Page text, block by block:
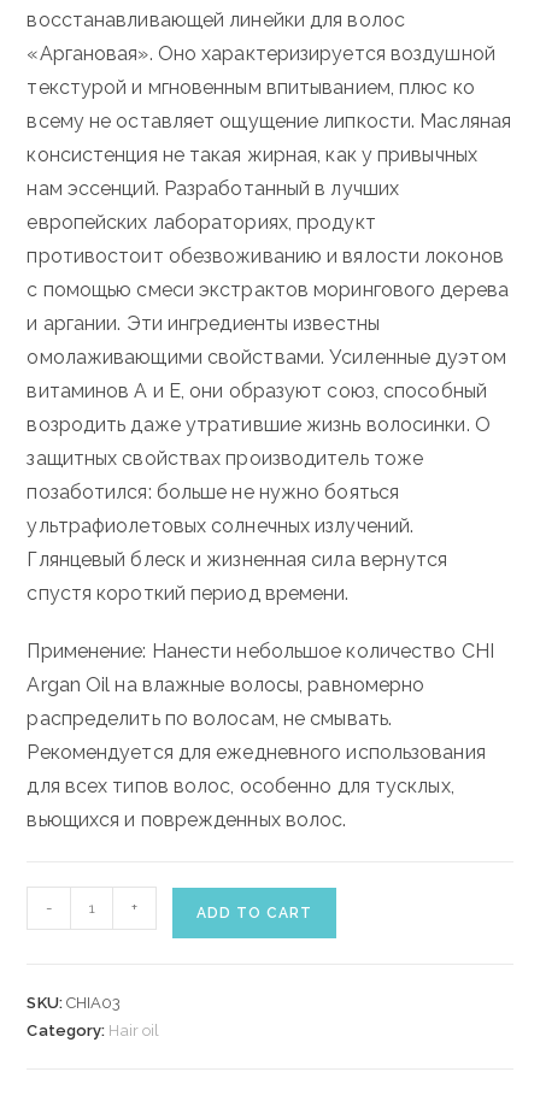
восстанавливающей линейки для волос
«Аргановая». Оно характеризируется воздушной
текстурой и мгновенным впитыванием, плюс ко
всему не оставляет ощущение липкости. Масляная
консистенция не такая жирная, как у привычных
нам эссенций. Разработанный в лучших
европейских лабораториях, продукт
противостоит обезвоживанию и вялости локонов
с помощью смеси экстрактов морингового дерева
и аргании. Эти ингредиенты известны
омолаживающими свойствами. Усиленные дуэтом
витаминов А и Е, они образуют союз, способный
возродить даже утратившие жизнь волосинки. О
защитных свойствах производитель тоже
позаботился: больше не нужно бояться
ультрафиолетовых солнечных излучений.
Глянцевый блеск и жизненная сила вернутся
спустя короткий период времени.
Применение: Нанести небольшое количество CHI
Argan Oil на влажные волосы, равномерно
распределить по волосам, не смывать.
Рекомендуется для ежедневного использования
для всех типов волос, особенно для тусклых,
вьющихся и поврежденных волос.
ARGAN
- + ADD TO CART
SKU: CHIA03
Category: Hair oil